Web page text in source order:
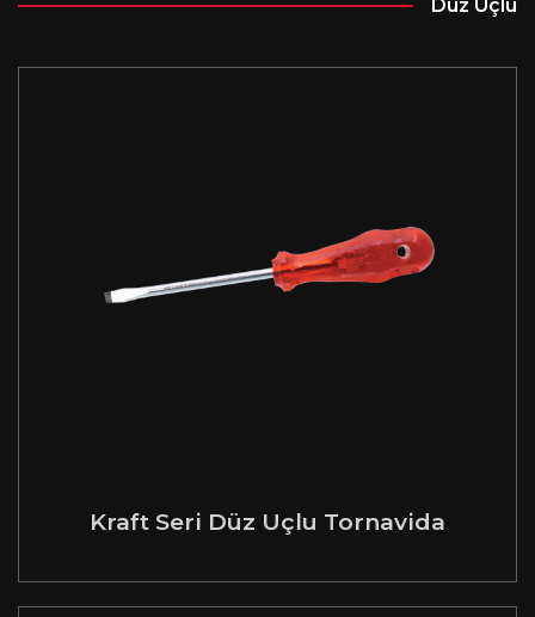
Düz Uçlu
Kraft Seri Düz Uçlu Tornavida